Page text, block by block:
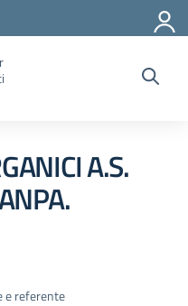
A.S.
e referente